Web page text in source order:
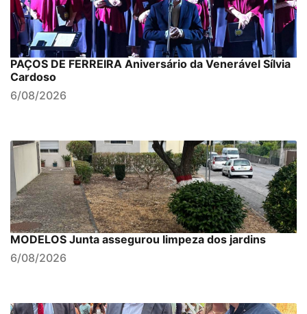
PAÇOS DE FERREIRA Aniversário da Venerável Sílvia
Cardoso
6/08/2026
MODELOS Junta assegurou limpeza dos jardins
6/08/2026